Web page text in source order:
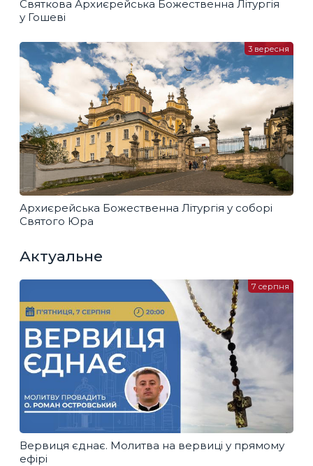
Святкова Архиєрейська Божественна Літургія
у Гошеві
Архиєрейська Божественна Літургія у соборі
Святого Юра
3 вересня
Актуальне
Вервиця єднає. Молитва на вервиці у прямому
ефірі
7 серпня